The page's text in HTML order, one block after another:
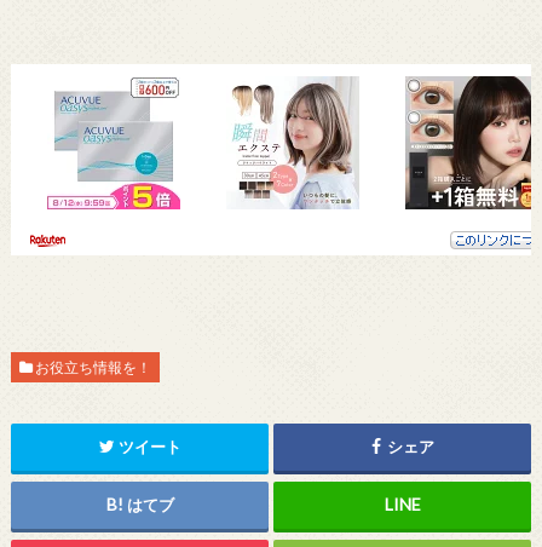
お役立ち情報を！
ツイート シェア
はてブ